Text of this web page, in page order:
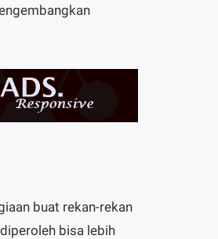
buat rekan-rekan
bisa lebih